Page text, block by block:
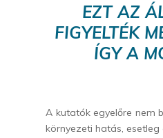
EZT AZ
FIGYELTÉK
ÍGY A
A kutatók egyelőre nem
környezeti hatás,